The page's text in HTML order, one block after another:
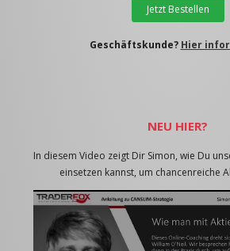
Jetzt Bestellen
Geschäftskunde? Hier
NEU HIER?
In diesem Video zeigt Dir Simon, wie Du
einsetzen kannst, um chancenreiche